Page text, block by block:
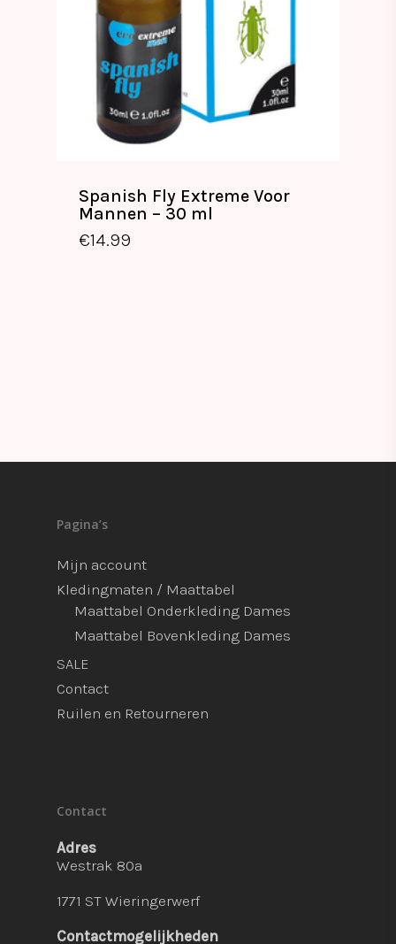
Spanish Fly Extreme Voor
Mannen – 30 ml
€14.99
€ 14.99
Pagina’s
Mijn account
Kledingmaten / Maattabel
Maattabel Onderkleding Dames
Maattabel Bovenkleding Dames
SALE
Contact
Ruilen en Retourneren
Contact
Adres
Westrak 80a
1771 ST Wieringerwerf
Contactmogelijkheden